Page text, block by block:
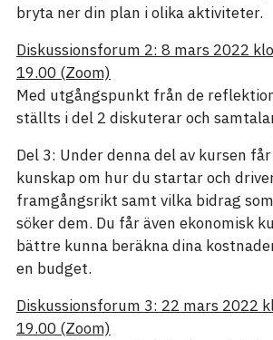
bryta ner din plan i olika aktiviteter.
Diskussionsforum 2: 8 mars 2022
19.00 (Zoom)
Med utgångspunkt från de
ställts i del 2 diskuterar och
Del 3: Under denna del av kursen
kunskap om hur du startar och
framgångsrikt samt vilka bidrag
söker dem. Du får även ekonomisk
bättre kunna beräkna dina
en budget.
Diskussionsforum 3: 22 mars 2022
19.00 (Zoom)